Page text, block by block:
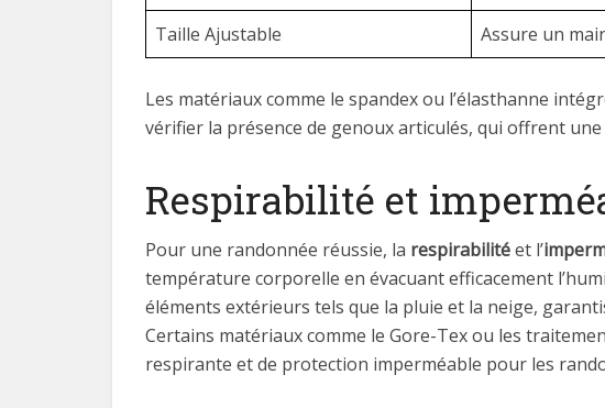
Taille Ajustable
Assure un
Les matériaux comme le spandex ou l’élasthanne
vérifier la présence de genoux articulés, qui offrent
Respirabilité et
Pour une randonnée réussie, la respirabilitéet l’
température corporelle en évacuant efficacement
éléments extérieurs tels que la pluie et la neige,
Certains matériaux comme le Gore-Tex ou les
respirante et de protection imperméable pour les